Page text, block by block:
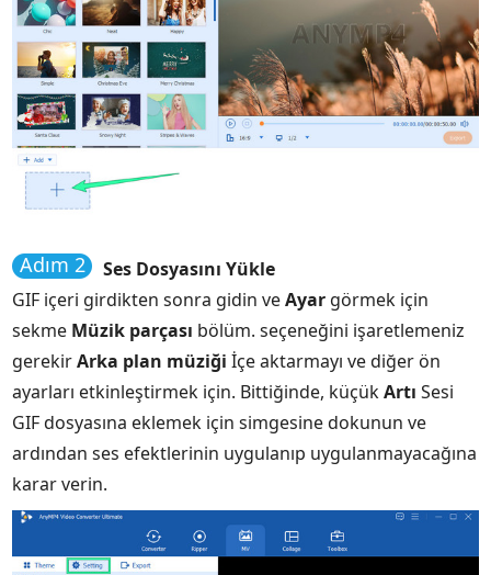
Adım 2
Ses Dosyasını Yükle
GIF içeri girdikten sonra gidin veAyar görmek için
sekme Müzik parçası bölüm. seçeneğini işaretlemeniz
gerekirArka plan müziği İçe aktarmayı ve diğer ön
ayarları etkinleştirmek için. Bittiğinde, küçükArtı Sesi
GIF dosyasına eklemek için simgesine dokunun ve
ardından ses efektlerinin uygulanıp uygulanmayacağına
karar verin.